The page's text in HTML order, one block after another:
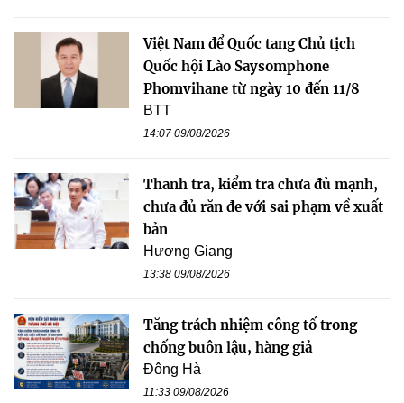
Việt Nam để Quốc tang Chủ tịch
Quốc hội Lào Saysomphone
Phomvihane từ ngày 10 đến 11/8
BTT
14:07 09/08/2026
Thanh tra, kiểm tra chưa đủ mạnh,
chưa đủ răn đe với sai phạm về xuất
bản
Hương Giang
13:38 09/08/2026
Tăng trách nhiệm công tố trong
chống buôn lậu, hàng giả
Đông Hà
11:33 09/08/2026